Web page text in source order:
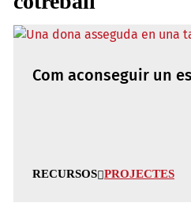
Com aconseguir un
RECURSOS PROJECTES